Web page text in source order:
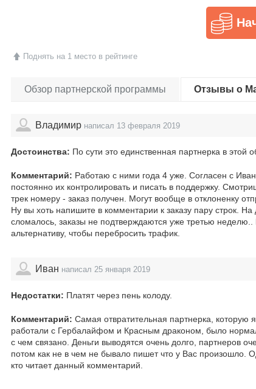
Поднять на 1 место в рейтинге
Обзор партнерской программы Отзывы о
Владимир написал 13 февраля 2019
Достоинства: По сути это единственная партнерка в этой
Комментарий: Работаю с ними года 4 уже. Согласен с
постоянно их контролировать и писать в поддержку.
трек номеру - заказ получен. Могут вообще в отклоненку
Ну вы хоть напишите в комментарии к заказу пару строк.
сломалось, заказы не подтверждаются уже третью
альтернативу, чтобы перебросить трафик.
Иван написал 25 января 2019
Недостатки: Платят через пень колоду.
Комментарий: Самая отвратительная партнерка, которую
работали с Гербалайфом и Красным драконом, было
с чем связано. Деньги выводятся очень долго, партнеров
потом как не в чем не бывало пишет что у Вас
кто читает данный комментарий.